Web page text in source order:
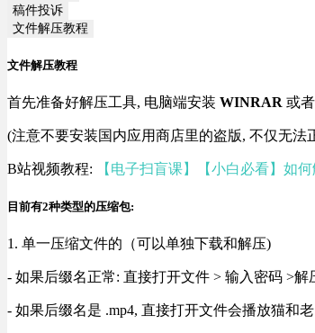
稿件投诉
文件解压教程
文件解压教程
首先准备好解压工具, 电脑端安装 WINRAR 或者
(注意不要安装国内应用商店里的盗版, 不仅无法
B站视频教程: 【电子扫盲课】【小白必看】如
目前有2种类型的压缩包:
1. 单一压缩文件的（可以单独下载和解压)
- 如果后缀名正常: 直接打开文件 > 输入密码 >
- 如果后缀名是 .mp4, 直接打开文件会播放猫和